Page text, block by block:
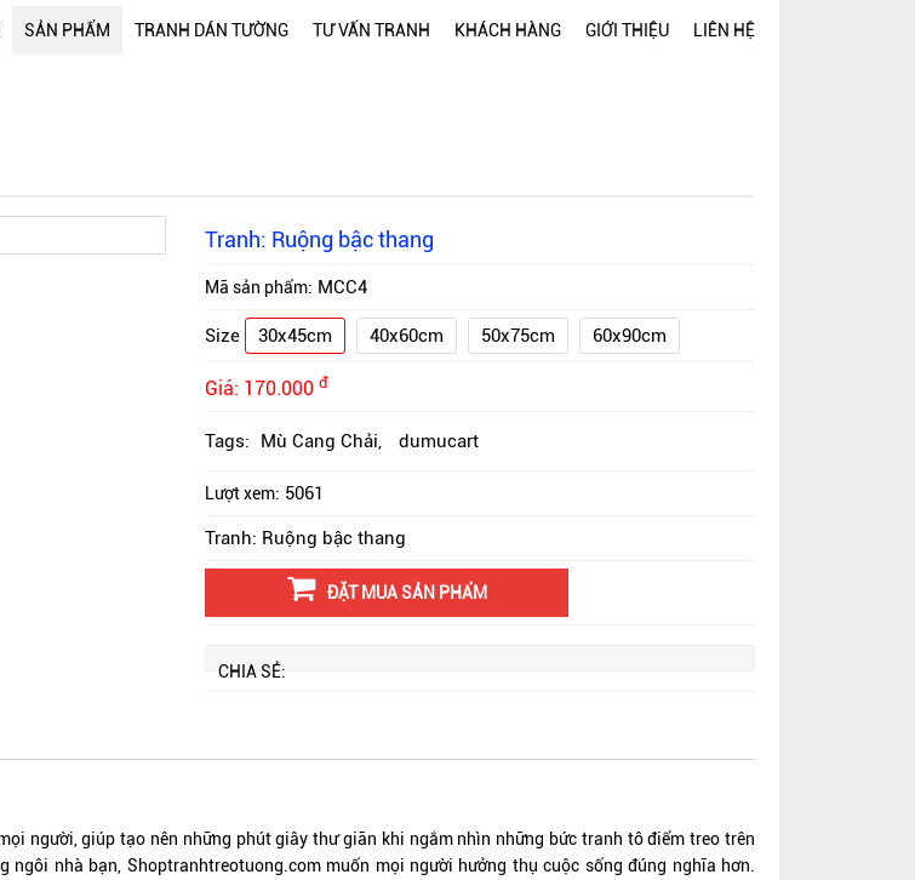
SẢN PHẨM TRANH DÁN TƯỜNG TƯ VẤN TRANH KHÁCH HÀNG GIỚI THIỆU LIÊN HỆ
Tranh: Ruộng bậc thang
Mã sản phẩm: MCC4
Size 30x45cm 40x60cm 50x75cm 60x90cm
Giá: 170.000đ
Tags: Mù Cang Chải, dumucart
Lượt xem: 5061
Tranh: Ruộng bậc thang
ĐẶT MUA SẢN PHẨM
CHIA SẺ:
người, giúp tạo nên những phút giây thư giãn khi ngắm nhìn những bức tranh tô điểm treo trên
nhà bạn, Shoptranhtreotuong.com muốn mọi người hưởng thụ cuộc sống đúng nghĩa hơn.